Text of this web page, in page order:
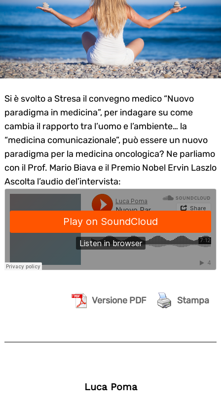
Si è svolto a Stresa il convegno medico “Nuovo
paradigma in medicina”, per indagare su come
cambia il rapporto tra l’uomo e l’ambiente… la
“medicina comunicazionale”, può essere un nuovo
paradigma per la medicina oncologica? Ne parliamo
con il Prof. Mario Biava e il Premio Nobel Ervin Laszlo
Ascolta l’audio del’intervista:
Versione PDF Stampa
Luca Poma